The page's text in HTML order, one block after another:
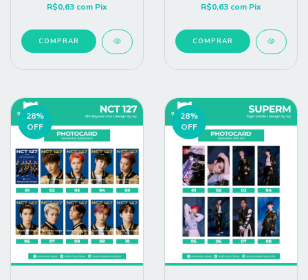
R$0,63 com Pix
COMPRAR
R$0,63 com Pix
COMPRAR
28%
OFF
28%
OFF